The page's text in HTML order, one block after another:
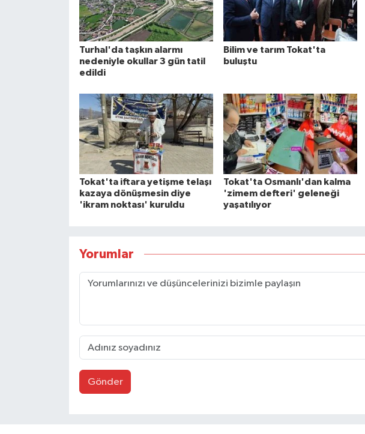
Turhal'da taşkın alarmı
nedeniyle okullar 3 gün tatil
edildi
Bilim ve tarım Tokat'ta
buluştu
Tokat'ta iftara yetişme telaşı
kazaya dönüşmesin diye
'ikram noktası' kuruldu
Tokat'ta Osmanlı'dan kalma
'zimem defteri' geleneği
yaşatılıyor
Yorumlar
Gönder